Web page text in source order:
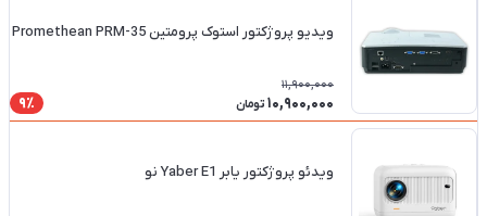
ویدیو پروژکتور استوک پرومتین Promethean PRM-35
11,900,000
10,900,000 تومان 9٪
ویدئو پروژکتور یابر Yaber E1 نو